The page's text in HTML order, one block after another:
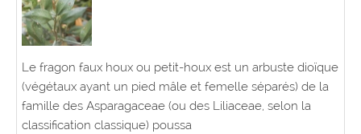
Le fragon faux houx ou petit-houx est un arbuste dioïque
(végétaux ayant un pied mâle et femelle séparés) de la
famille des Asparagaceae (ou des Liliaceae, selon la
classification classique) poussa